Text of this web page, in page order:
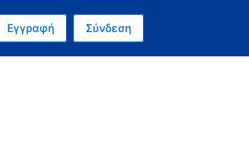
Ευρώ
είναι τα Ελληνικά
Εγγραφή Σύνδεση